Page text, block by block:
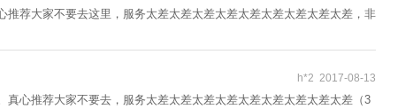
荐大家不要去这里，服务太差太差太差太差太差太差太差太差太差，非
h*2 2017-08-13
心推荐大家不要去，服务太差太差太差太差太差太差太差太差太差（3